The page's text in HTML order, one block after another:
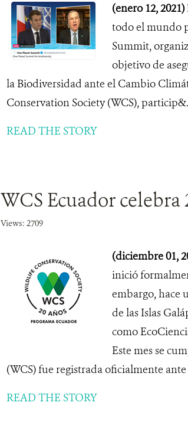
(enero 12, 2021)
todo el mundo
Summit,
objetivo de
la Biodiversidad ante el Cambio
Conservation Society (WCS),
READ THE STORY
WCS Ecuador
Views: 2709
(diciembre 01,
inició
embargo, hace
de las Islas
como
Este mes se
(WCS) fue registrada oficialmente ante
READ THE STORY